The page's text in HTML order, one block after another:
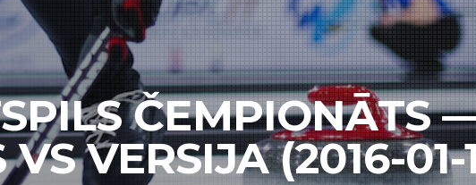
ČEMPIONĀTS
VERSIJA (2016-01-